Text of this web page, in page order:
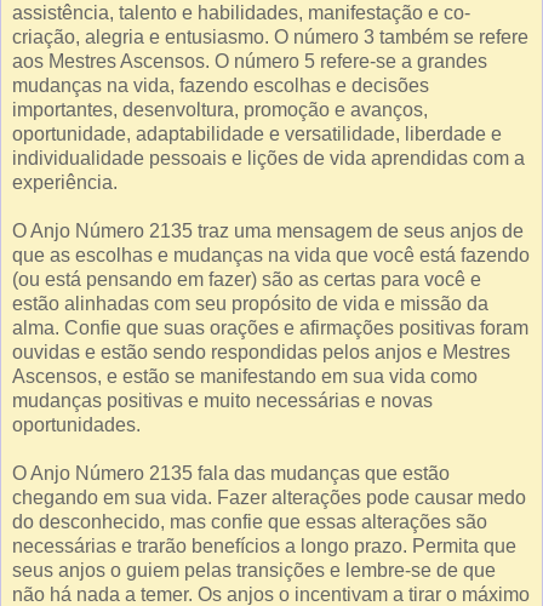
assistência, talento e habilidades, manifestação e co-
criação, alegria e entusiasmo. O número 3 também se refere
aos Mestres Ascensos. O número 5 refere-se a grandes
mudanças na vida, fazendo escolhas e decisões
importantes, desenvoltura, promoção e avanços,
oportunidade, adaptabilidade e versatilidade, liberdade e
individualidade pessoais e lições de vida aprendidas com a
experiência.
O Anjo Número 2135 traz uma mensagem de seus anjos de
que as escolhas e mudanças na vida que você está fazendo
(ou está pensando em fazer) são as certas para você e
estão alinhadas com seu propósito de vida e missão da
alma. Confie que suas orações e afirmações positivas foram
ouvidas e estão sendo respondidas pelos anjos e Mestres
Ascensos, e estão se manifestando em sua vida como
mudanças positivas e muito necessárias e novas
oportunidades.
O Anjo Número 2135 fala das mudanças que estão
chegando em sua vida. Fazer alterações pode causar medo
do desconhecido, mas confie que essas alterações são
necessárias e trarão benefícios a longo prazo. Permita que
seus anjos o guiem pelas transições e lembre-se de que
não há nada a temer. Os anjos o incentivam a tirar o máximo